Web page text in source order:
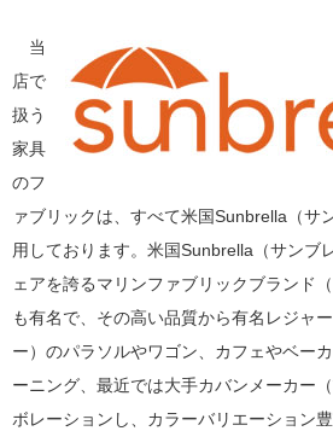
当
店で
扱う
家具
のフ
ァブリックは、すべて米国Sunbrella（サ
用しております。米国Sunbrella（サンブ
ェアを誇るマリンファブリックブランド
も有名で、その高い品質から有名レジャ
ー）のパラソルやワゴン、カフェやベー
ーニング、最近では大手カバンメーカー
ボレーションし、カラーバリエーション